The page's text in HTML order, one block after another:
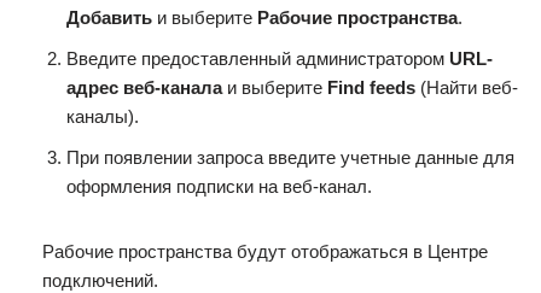
Добавить и выберите Рабочие пространства.
Введите предоставленный администратором URL-
адрес веб-каналаи выберите Find feeds (Найти веб-
каналы).
При появлении запроса введите учетные данные для
оформления подписки на веб-канал.
Рабочие пространства будут отображаться в Центре
подключений.